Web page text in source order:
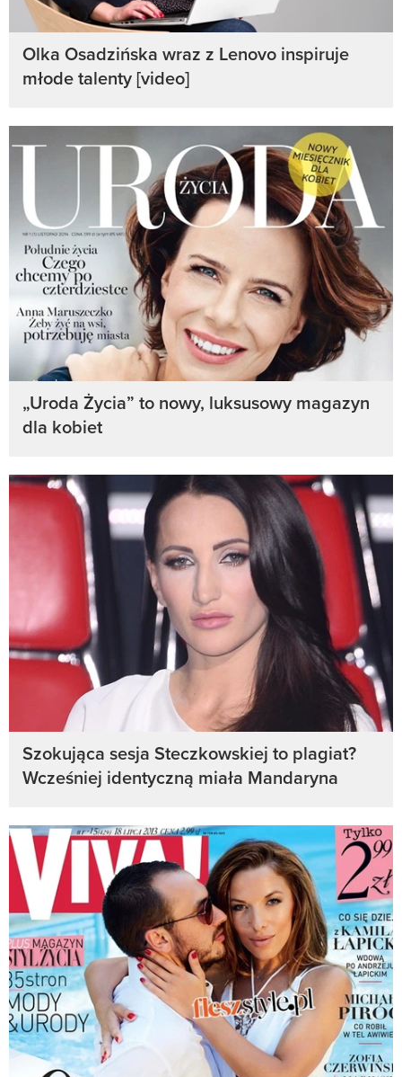
Olka Osadzińska wraz z Lenovo inspiruje
młode talenty [video]
„Uroda Życia” to nowy, luksusowy magazyn
dla kobiet
Szokująca sesja Steczkowskiej to plagiat?
Wcześniej identyczną miała Mandaryna